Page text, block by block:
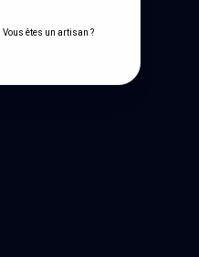
Vous êtes un artisan ?